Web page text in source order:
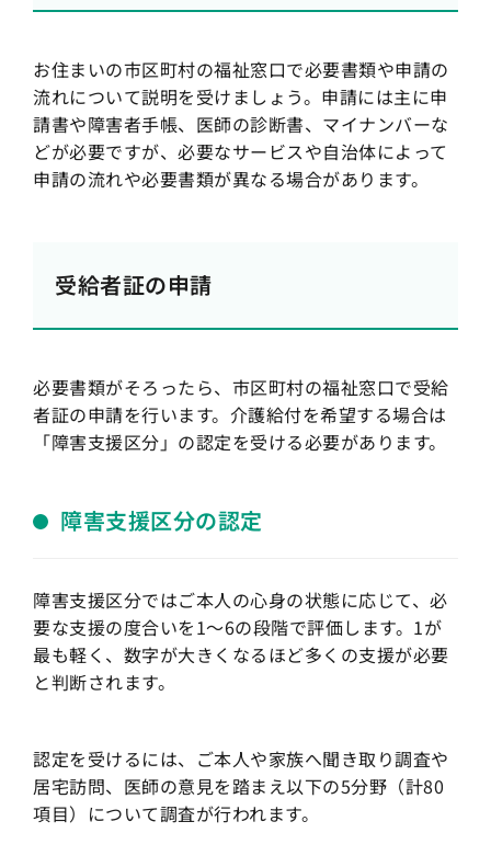
お住まいの市区町村の福祉窓口で必要書類や申請の
流れについて説明を受けましょう。申請には主に申
請書や障害者手帳、医師の診断書、マイナンバーな
どが必要ですが、必要なサービスや自治体によって
申請の流れや必要書類が異なる場合があります。
受給者証の申請
必要書類がそろったら、市区町村の福祉窓口で受給
者証の申請を行います。介護給付を希望する場合は
「障害支援区分」の認定を受ける必要があります。
障害支援区分の認定
障害支援区分ではご本人の心身の状態に応じて、必
要な支援の度合いを1〜6の段階で評価します。1が
最も軽く、数字が大きくなるほど多くの支援が必要
と判断されます。
認定を受けるには、ご本人や家族へ聞き取り調査や
居宅訪問、医師の意見を踏まえ以下の5分野（計80
項目）について調査が行われます。